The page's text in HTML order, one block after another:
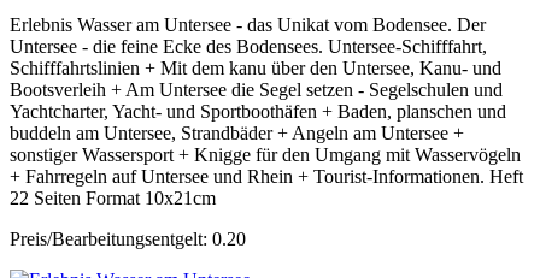
Erlebnis Wasser am Untersee - das Unikat vom Bodensee. Der
Untersee - die feine Ecke des Bodensees. Untersee-Schifffahrt,
Schifffahrtslinien + Mit dem kanu über den Untersee, Kanu- und
Bootsverleih + Am Untersee die Segel setzen - Segelschulen und
Yachtcharter, Yacht- und Sportboothäfen + Baden, planschen und
buddeln am Untersee, Strandbäder + Angeln am Untersee +
sonstiger Wassersport + Knigge für den Umgang mit Wasservögeln
+ Fahrregeln auf Untersee und Rhein + Tourist-Informationen. Heft
22 Seiten Format 10x21cm
Preis/Bearbeitungsentgelt: 0.20